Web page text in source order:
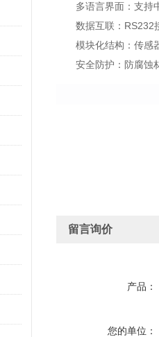
多语言界面：支持中
数据互联：RS232接
模块化结构：传感器
安全防护：防腐蚀材
留言询价
产品：
您的单位：